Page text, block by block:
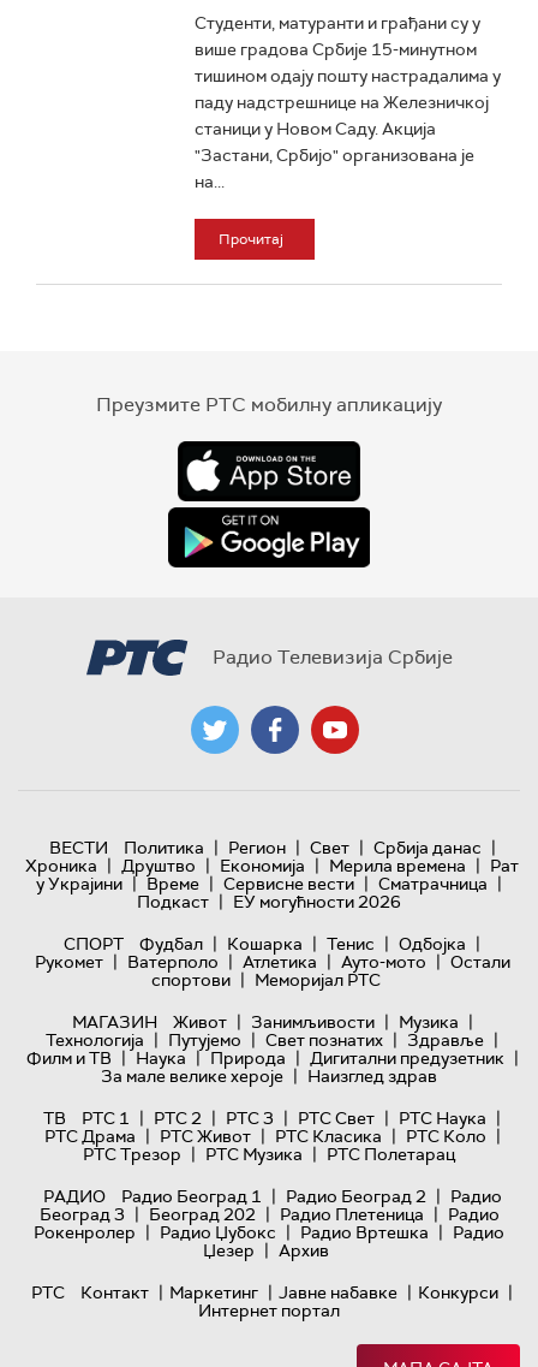
Студенти, матуранти и грађани су у
више градова Србије 15-минутном
тишином одају пошту настрадалима у
паду надстрешнице на Железничкој
станици у Новом Саду. Акција
"Застани, Србијо" организована је
на...
Прочитај
Преузмите РТС мобилну апликацију
Радио Телевизија Србије
ВЕСТИ Политика | Регион | Свет | Србија данас |
Хроника | Друштво | Економија | Мерила времена | Рат
у Украјини | Време | Сервисне вести | Сматрачница |
Подкаст | ЕУ могућности 2026
СПОРТ
Фудбал | Кошарка | Тенис | Одбојка |
Рукомет | Ватерполо | Атлетика | Ауто-мото | Остали
спортови | Меморијал РТС
МАГАЗИН
Живот | Занимљивости | Музика |
Технологијa | Путујемо | Свет познатих | Здравље |
Филм и ТВ | Наука | Природа | Дигитални предузетник |
За мале велике хероје | Наизглед здрав
ТВ
РТС 1 | РТС 2 | РТС 3 | РТС Свет | РТС Наука |
РТС Драма | РТС Живот | РТС Класика | РТС Коло |
РТС Трезор | РТС Музика | РТС Полетарац
РАДИО
Радио Београд 1 | Радио Београд 2 | Радио
Београд 3 | Београд 202 | Радио Плетеница | Радио
Рокенролер | Радио Џубокс | Радио Вртешка | Радио
Џезер | Архив
РТС
Контакт | Маркетинг | Јавне набавке | Конкурси |
Интернет портал